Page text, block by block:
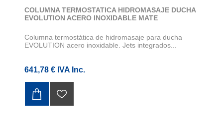
COLUMNA TERMOSTATICA HIDROMASAJE DUCHA
EVOLUTION ACERO INOXIDABLE MATE
Columna termostática de hidromasaje para ducha
EVOLUTION acero inoxidable. Jets integrados...
641,78 € IVA Inc.